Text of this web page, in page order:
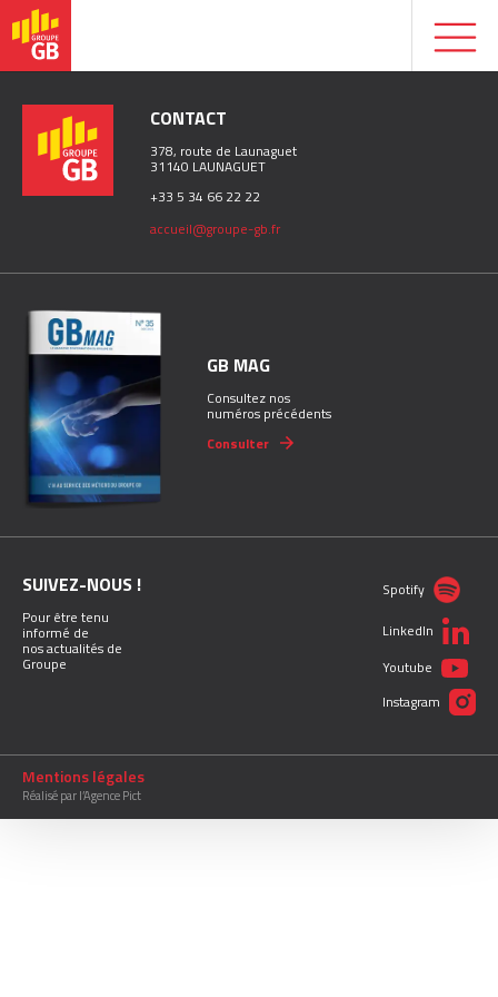
CONTACT
378, route de Launaguet
31140 LAUNAGUET
+33 5 34 66 22 22
accueil@groupe-gb.fr
GB MAG
Consultez nos
numéros précédents
Consulter
SUIVEZ-NOUS !
Pour être tenu
informé de
nos actualités de
Groupe
Spotify
LinkedIn
Youtube
Instagram
Mentions légales
Réalisé par l’Agence Pict